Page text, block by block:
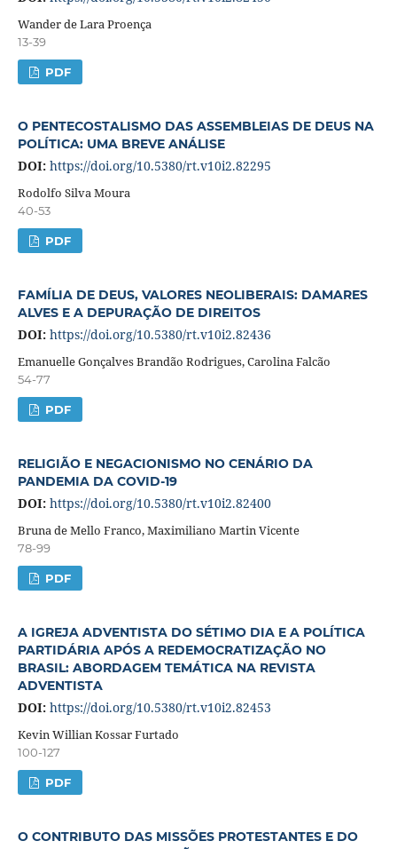
Wander de Lara Proença
13-39
PDF
O PENTECOSTALISMO DAS ASSEMBLEIAS DE DEUS NA
POLÍTICA: UMA BREVE ANÁLISE
DOI: https://doi.org/10.5380/rt.v10i2.82295
Rodolfo Silva Moura
40-53
PDF
FAMÍLIA DE DEUS, VALORES NEOLIBERAIS: DAMARES
ALVES E A DEPURAÇÃO DE DIREITOS
DOI: https://doi.org/10.5380/rt.v10i2.82436
Emanuelle Gonçalves Brandão Rodrigues, Carolina Falcão
54-77
PDF
RELIGIÃO E NEGACIONISMO NO CENÁRIO DA
PANDEMIA DA COVID-19
DOI: https://doi.org/10.5380/rt.v10i2.82400
Bruna de Mello Franco, Maximiliano Martin Vicente
78-99
PDF
A IGREJA ADVENTISTA DO SÉTIMO DIA E A POLÍTICA
PARTIDÁRIA APÓS A REDEMOCRATIZAÇÃO NO
BRASIL: ABORDAGEM TEMÁTICA NA REVISTA
ADVENTISTA
DOI: https://doi.org/10.5380/rt.v10i2.82453
Kevin Willian Kossar Furtado
100-127
PDF
O CONTRIBUTO DAS MISSÕES PROTESTANTES E DO